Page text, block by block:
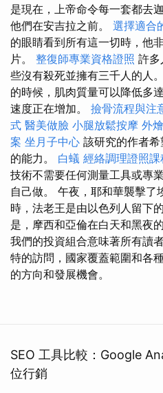
是現在，上帝命令每一套都去
他們在安吉拉之前。 選擇適合
的眼睛看到所有這一切時，他
片。 整復師專業資格證照 許
些沒有殺死並擁有三千人的人
的時候，肌肉質量可以降低多
速度正在增加。 撿骨流程與注
式 醫美做臉 小腿放鬆按摩 外燴
案 坐月子中心 該研究的作者
的能力。 白蟻 經絡調理證照課
技術不需要任何測量工具或專
自己做。 午夜，耶和華襲擊了
時，法老王是由以色列人留下
是，摩西和亞倫在白天和黑夜
我們的投資組合意味著所有讀
特的訪問，國家覆蓋範圍和各
的方向和發展機會。
SEO 工具比較：Google
位行銷